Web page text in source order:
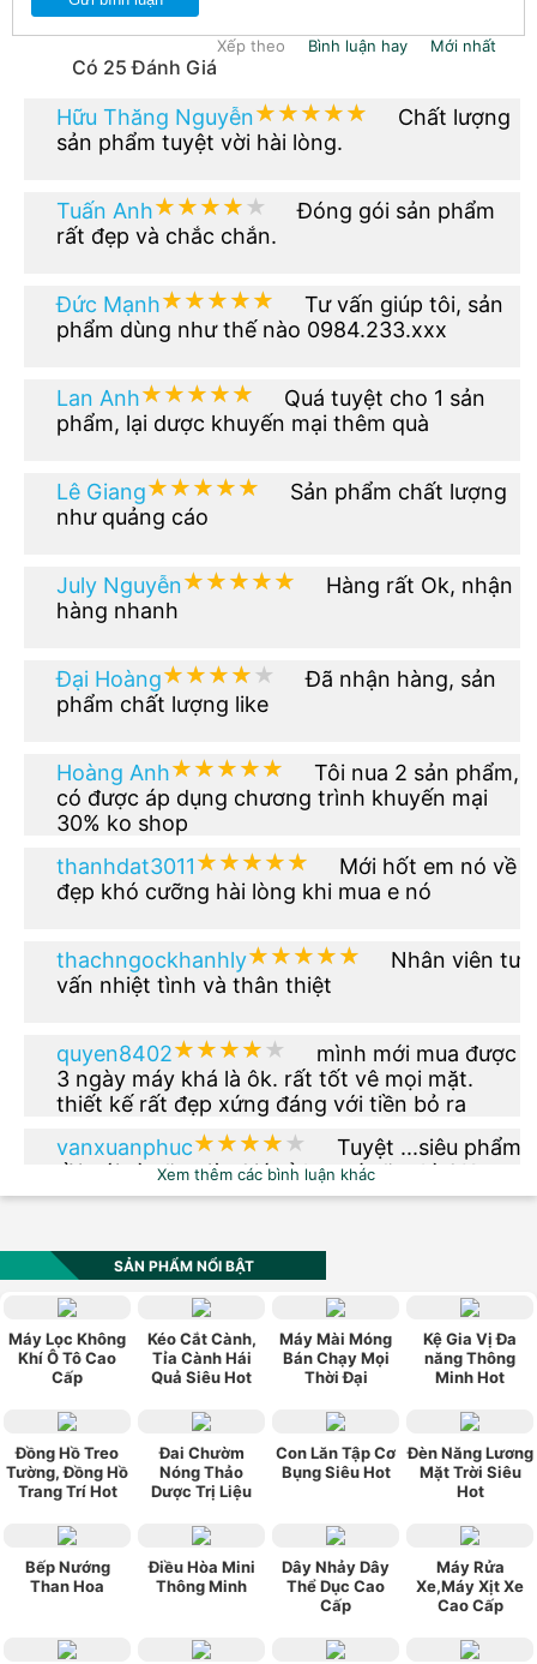
Có 25 Đánh Giá
Xếp theo Bình luận hay Mới nhất
Hữu Thăng Nguyễn★★★★★
★★★★★
Chất lượng
sản phẩm tuyệt vời hài lòng.
Tuấn Anh★★★★★
★★★★★
Đóng gói sản phẩm
rất đẹp và chắc chắn.
Đức Mạnh★★★★★
★★★★★
Tư vấn giúp tôi, sản
phẩm dùng như thế nào 0984.233.xxx
Lan Anh★★★★★
★★★★★
Quá tuyệt cho 1 sản
phẩm, lại dược khuyến mại thêm quà
Lê Giang★★★★★
★★★★★
Sản phẩm chất lượng
như quảng cáo
July Nguyễn★★★★★
★★★★★
Hàng rất Ok, nhận
hàng nhanh
Đại Hoàng★★★★★
★★★★★
Đã nhận hàng, sản
phẩm chất lượng like
Hoàng Anh★★★★★
★★★★★
Tôi nua 2 sản phẩm,
có được áp dụng chương trình khuyến mại
30% ko shop
thanhdat3011★★★★★
★★★★★
Mới hốt em nó về
đẹp khó cưỡng hài lòng khi mua e nó
thachngockhanhly★★★★★
★★★★★
Nhân viên tư
vấn nhiệt tình và thân thiệt
quyen8402★★★★★
★★★★★
mình mới mua được
3 ngày máy khá là ôk. rất tốt vê mọi mặt.
thiết kế rất đẹp xứng đáng với tiền bỏ ra
vanxuanphuc★★★★★
★★★★★
Tuyệt ...siêu phẩm
rồi nói gì nữa giờ. Giá rẻ hơn tí nữa thì OK.
màu xanh dạ quang đi nhé
vn0984_520★★★★★
★★★★★
Sản phẩm có kiểu
dáng đẹp, hợp thời trang, phù hợp với túi
tiền, chính sách bảo hành tốt. Rất hài lòng về
sản phẩm này.
ngoquan112 ★★★★★
★★★★★
Mua cho ba mình
xài được hơn 1 tháng rồi , giá cả hợp lý , vừa
túi tiền , máy gọn nhẹ , ba mình rất vừa ý .
Xem thêm các bình luận khác
SẢN PHẨM NỔI BẬT
Máy Lọc Không
Khí Ô Tô Cao
Cấp
Kéo Cắt Cành,
Tỉa Cành Hái
Quả Siêu Hot
Máy Mài Móng
Bán Chạy Mọi
Thời Đại
Kệ Gia Vị Đa
năng Thông
Minh Hot
Đồng Hồ Treo
Tường, Đồng Hồ
Trang Trí Hot
Đai Chườm
Nóng Thảo
Dược Trị Liệu
Con Lăn Tập Cơ
Bụng Siêu Hot
Đèn Năng Lương
Mặt Trời Siêu
Hot
Bếp Nướng
Than Hoa
Điều Hòa Mini
Thông Minh
Dây Nhảy Dây
Thể Dục Cao
Cấp
Máy Rửa
Xe,Máy Xịt Xe
Cao Cấp